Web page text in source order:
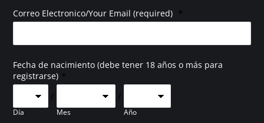
Correo Electronico/Your Email (required) *
Fecha de nacimiento (debe tener 18 años o más para
registrarse) *
Día
/
Mes
/
Año